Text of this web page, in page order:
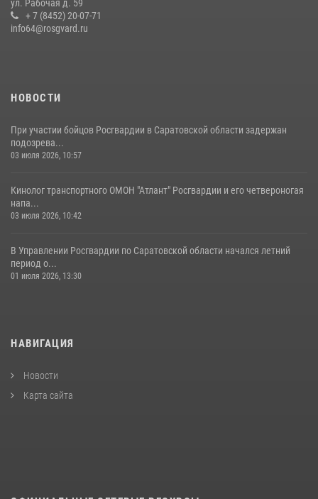
семей сотрудников Росгвардии.
05 августа 2026, 12:55
07 августа 2026, 11:35
ул. Рабочая д. 59
+ 7 (8452) 20-07-71
info64@rosgvard.ru
НОВОСТИ
При участии бойцов Росгвардии в Саратовской области задержан
подозрева...
03 июля 2026, 10:57
Кинолог транспортного ОМОН "Атлант" Росгвардии и его четвероногая
напа...
03 июля 2026, 10:42
В Управлении Росгвардии по Саратовской области начался летний
период о...
01 июля 2026, 13:30
НАВИГАЦИЯ
Новости
Карта сайта